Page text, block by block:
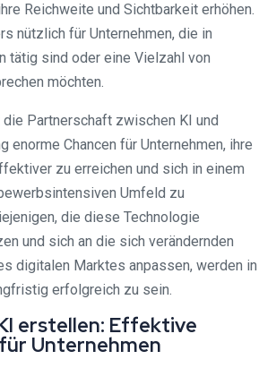
Reichweite und Sichtbarkeit erhöhen.
nützlich für Unternehmen, die in
tätig sind oder eine Vielzahl von
möchten.
Partnerschaft zwischen KI und
enorme Chancen für Unternehmen, ihre
zu erreichen und sich in einem
Umfeld zu
die diese Technologie
und sich an die sich verändernden
digitalen Marktes anpassen, werden in
erfolgreich zu sein.
erstellen: Effektive
Unternehmen